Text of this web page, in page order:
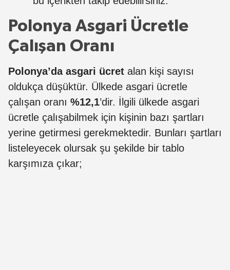
Polonya Asgari Ücretle
Çalışan Oranı
Polonya’da asgari ücret alan kişi sayısı
oldukça düşüktür. Ülkede asgari ücretle
çalışan oranı %12,1’dir. İlgili ülkede asgari
ücretle çalışabilmek için kişinin bazı şartları
yerine getirmesi gerekmektedir. Bunları şartları
listeleyecek olursak şu şekilde bir tablo
karşımıza çıkar;